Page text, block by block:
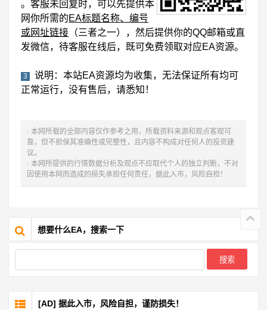
。客服未回复时，可以先提供本
网你所需的EA标题名称、编号
或网址链接 （三者之一），然后提供你的QQ邮箱或直
发微信，待客服在线后，既可免费领取对应EA资源。
3
说明：本站EA资源均为收集，无法保证所有均可
正常运行，没有售后，请悉知！
· 本网所载的全部内容仅作参考之用，所载资料来源和观点客观可
靠，但不担保其准确性或完整性，且内容不构成对任何人的投资建
议。
· 本网所提供的行情数据分析及观点不应取代个人的独立判断，不对
因使用本网而造成的损失承担任何责任，据此入市，风险自担！
想要什么EA，搜索一下
[AD] 据此入市，风险自担，谨防损失！